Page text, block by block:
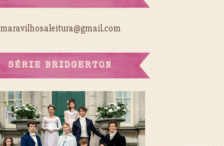
maravilhosaleitura@gmail.com
SÉRIE BRIDGERTON